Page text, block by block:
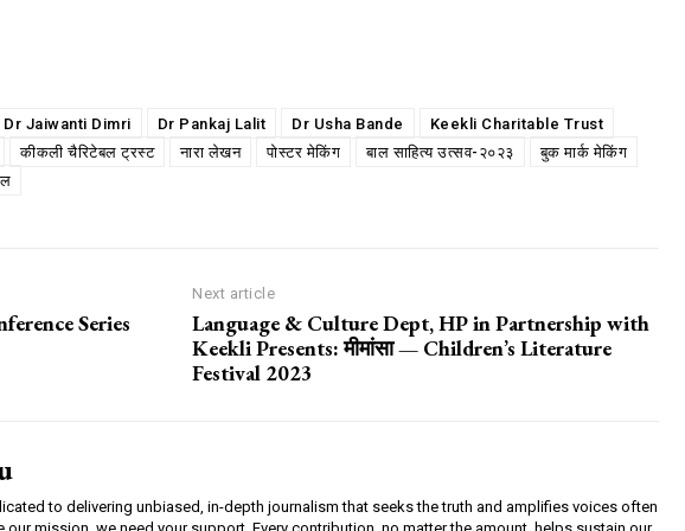
Dr Jaiwanti Dimri Dr Pankaj Lalit Dr Usha Bande
Keekli Charitable Trust
कीकली चैरिटेबल ट्रस्ट नारा लेखन पोस्टर मेकिंग बाल साहित्य उत्सव-२०२३
बुक मार्क मेकिंग
Series
Next article
Language & Culture Dept, HP in Partnership with
Keekli Presents: मीमांसा — Children’s Literature
Festival 2023
to delivering unbiased, in-depth journalism that seeks the truth and amplifies voices often